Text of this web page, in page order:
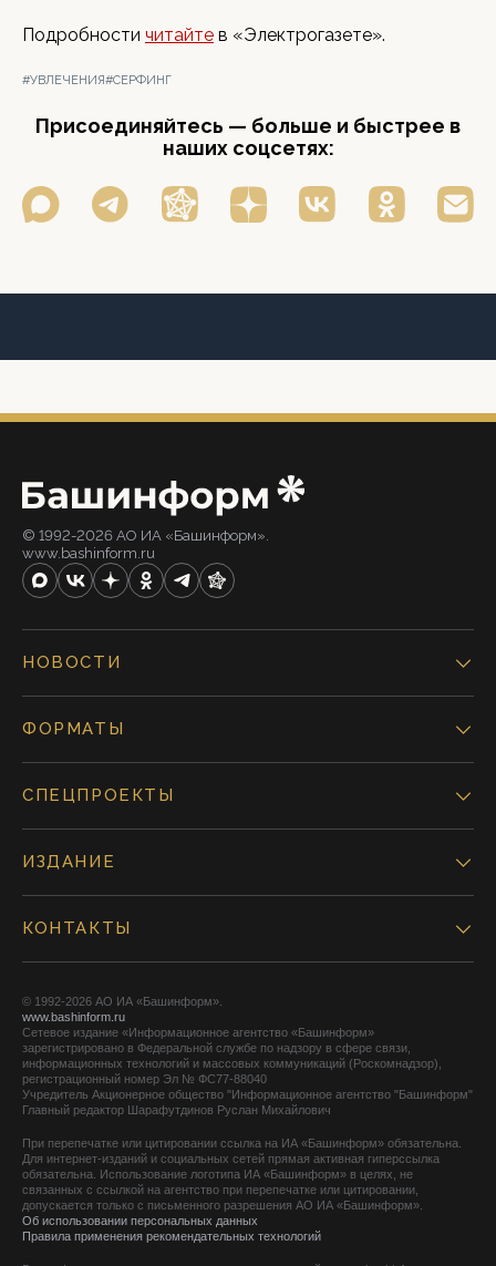
Подробности читайте в «Электрогазете».
#УВЛЕЧЕНИЯ#СЕРФИНГ
Присоединяйтесь — больше и быстрее в
наших соцсетях:
© 1992-2026 АО ИА «Башинформ».
www.bashinform.ru
НОВОСТИ
ФОРМАТЫ
СПЕЦПРОЕКТЫ
ИЗДАНИЕ
КОНТАКТЫ
© 1992-2026 АО ИА «Башинформ».
www.bashinform.ru
Сетевое издание «Информационное агентство «Башинформ»
зарегистрировано в Федеральной службе по надзору в сфере связи,
информационных технологий и массовых коммуникаций (Роскомнадзор),
регистрационный номер Эл № ФС77-88040
Учредитель Акционерное общество "Информационное агентство "Башинформ"
Главный редактор Шарафутдинов Руслан Михайлович
При перепечатке или цитировании ссылка на ИА «Башинформ» обязательна.
Для интернет-изданий и социальных сетей прямая активная гиперссылка
обязательна. Использование логотипа ИА «Башинформ» в целях, не
связанных с ссылкой на агентство при перепечатке или цитировании,
допускается только с письменного разрешения АО ИА «Башинформ».
Об использовании персональных данных
Правила применения рекомендательных технологий